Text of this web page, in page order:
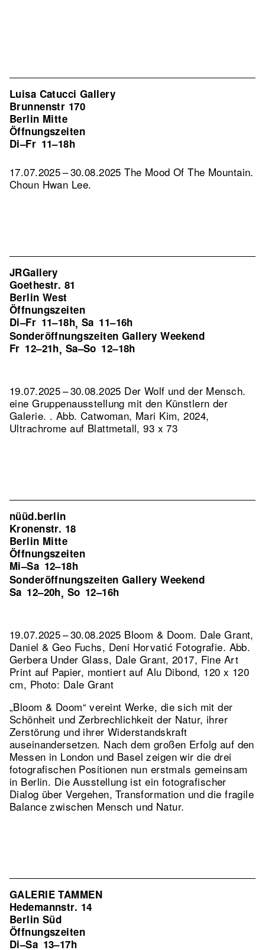
Luisa Catucci Gallery
Brunnenstr 170
Berlin Mitte
Öffnungszeiten
Di–Fr 11–18h
17.07.2025 – 30.08.2025 The Mood Of The Mountain.
Choun Hwan Lee.
JRGallery
Goethestr. 81
Berlin West
Öffnungszeiten
Di–Fr 11–18h, Sa 11–16h
Sonderöffnungszeiten Gallery Weekend
Fr 12–21h, Sa–So 12–18h
19.07.2025 – 30.08.2025 Der Wolf und der Mensch.
eine Gruppenausstellung mit den Künstlern der
Galerie. . Abb. Catwoman, Mari Kim, 2024,
Ultrachrome auf Blattmetall, 93 x 73
nüüd.berlin
Kronenstr. 18
Berlin Mitte
Öffnungszeiten
Mi–Sa 12–18h
Sonderöffnungszeiten Gallery Weekend
Sa 12–20h, So 12–16h
19.07.2025 – 30.08.2025 Bloom & Doom. Dale Grant,
Daniel & Geo Fuchs, Deni Horvatić Fotografie. Abb.
Gerbera Under Glass, Dale Grant, 2017, Fine Art
Print auf Papier, montiert auf Alu Dibond, 120 x 120
cm, Photo: Dale Grant
„Bloom & Doom“ vereint Werke, die sich mit der
Schönheit und Zerbrechlichkeit der Natur, ihrer
Zerstörung und ihrer Widerstandskraft
auseinandersetzen. Nach dem großen Erfolg auf den
Messen in London und Basel zeigen wir die drei
fotografischen Positionen nun erstmals gemeinsam
in Berlin. Die Ausstellung ist ein fotografischer
Dialog über Vergehen, Transformation und die fragile
Balance zwischen Mensch und Natur.
GALERIE TAMMEN
Hedemannstr. 14
Berlin Süd
Öffnungszeiten
Di–Sa 13–17h